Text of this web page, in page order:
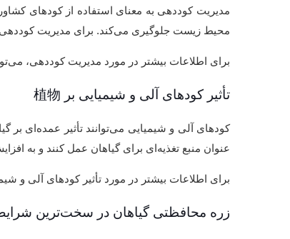
مدیریت کوددهی به معنای استفاده از کودهای
محیط زیست جلوگیری می‌کند. برای مدیریت کوددهی
برای اطلاعات بیشتر در مورد مدیریت کوددهی،
تأثیر کودهای آلی و شیمیایی بر 植物
کودهای آلی و شیمیایی می‌توانند تأثیر عمده‌ای بر
عنوان منبع تغذیه‌ای برای گیاهان عمل کنند و به
برای اطلاعات بیشتر در مورد تأثیر کودهای آلی و
زره محافظتی گیاهان در سخت‌ترین